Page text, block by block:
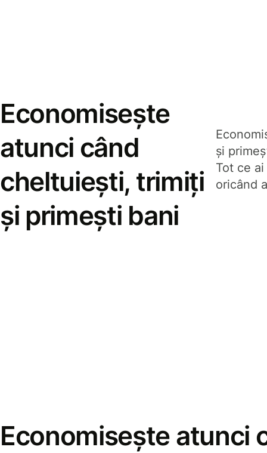
Economisește
atunci când
cheltuiești, trimiți
și primești bani
și
Tot ce
oricând
Economisește atunci